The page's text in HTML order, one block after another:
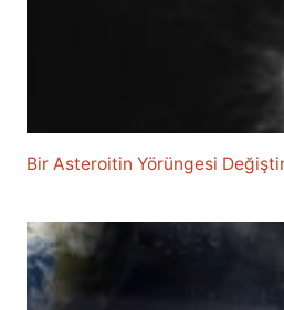
Bir Asteroitin Yörüngesi